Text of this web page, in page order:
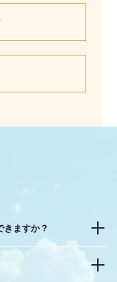
きますか？